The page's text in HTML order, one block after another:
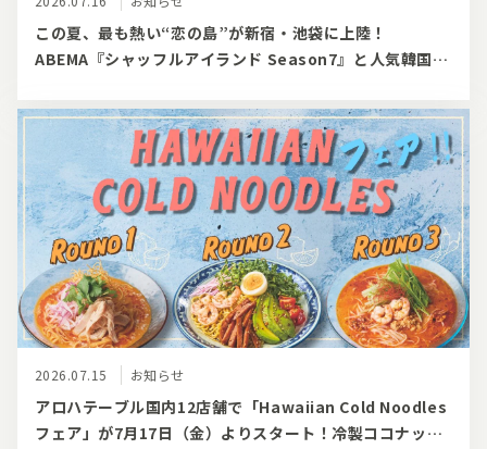
この夏、最も熱い“恋の島”が新宿・池袋に上陸！
ABEMA『シャッフルアイランド Season7』と人気韓国ビ
催！
2026.07.15 お知らせ
アロハテーブル国内12店舗で「Hawaiian Cold Noodles
フェア」が7月17日（金）よりスタート！冷製ココナッツ